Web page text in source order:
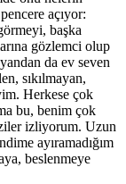
açıyor:
başka
gözlemci olup
da ev seven
sıkılmayan,
Herkese çok
bu, benim çok
izliyorum. Uzun
ayıramadığım
beslenmeye